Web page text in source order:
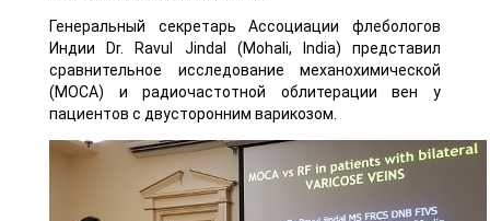
Генеральный секретарь Ассоциации флебологов
Индии Dr. Ravul Jindal (Mohali, India) представил
сравнительное исследование механохимической
(MOCA) и радиочастотной облитерации вен у
пациентов с двусторонним варикозом.